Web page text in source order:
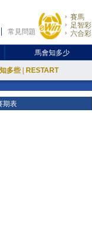
常見問題
賽馬
足智彩
六合彩
馬會知多少
多些 RESTART
期表